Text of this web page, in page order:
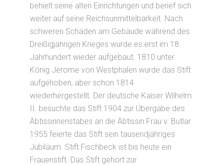
behielt seine alten Einrichtungen und berief sich
weiter auf seine Reichsunmittelbarkeit. Nach
schweren Schäden am Gebäude während des
Dreißigjährigen Krieges wurde es erst im 18.
Jahrhundert wieder aufgebaut. 1810 unter
König Jerome von Westphalen wurde das Stift
aufgehoben, aber schon 1814
wiederhergestellt. Der deutsche Kaiser Wilhelm
II. besuchte das Stift 1904 zur Übergabe des
Äbtissinnenstabes an die Äbtissin Frau v. Butlar.
1955 feierte das Stift sein tausendjähriges
Jubiläum. Stift Fischbeck ist bis heute ein
Frauenstift. Das Stift gehört zur